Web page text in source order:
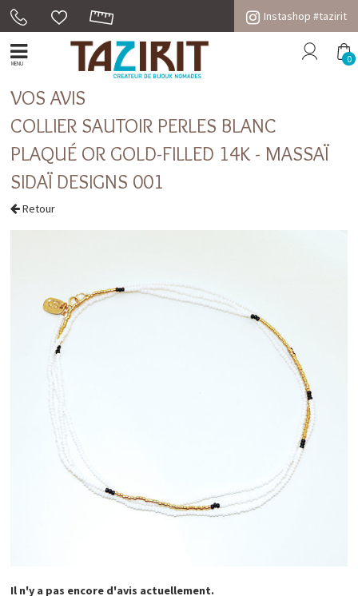
Instashop #tazirit
MENU 0
VOS AVIS
COLLIER SAUTOIR PERLES BLANC
PLAQUÉ OR GOLD-FILLED 14K - MASSAÏ
SIDAÏ DESIGNS 001
Retour
Il n'y a pas encore d'avis actuellement.